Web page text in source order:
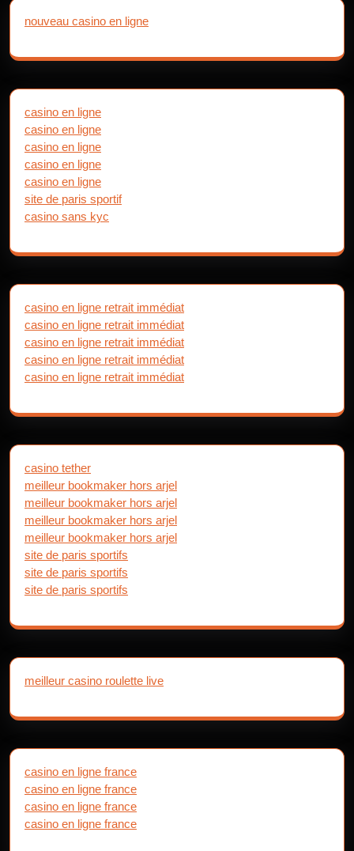
nouveau casino en ligne
casino en ligne
casino en ligne
casino en ligne
casino en ligne
casino en ligne
site de paris sportif
casino sans kyc
casino en ligne retrait immédiat
casino en ligne retrait immédiat
casino en ligne retrait immédiat
casino en ligne retrait immédiat
casino en ligne retrait immédiat
casino tether
meilleur bookmaker hors arjel
meilleur bookmaker hors arjel
meilleur bookmaker hors arjel
meilleur bookmaker hors arjel
site de paris sportifs
site de paris sportifs
site de paris sportifs
meilleur casino roulette live
casino en ligne france
casino en ligne france
casino en ligne france
casino en ligne france